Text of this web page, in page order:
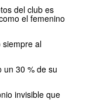
del club es
el femenino
siempre al
un 30 % de su
invisible que